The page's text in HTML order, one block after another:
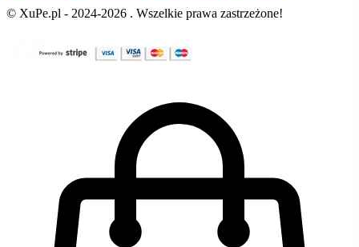
© XuPe.pl - 2024-2026 . Wszelkie prawa zastrzeżone!